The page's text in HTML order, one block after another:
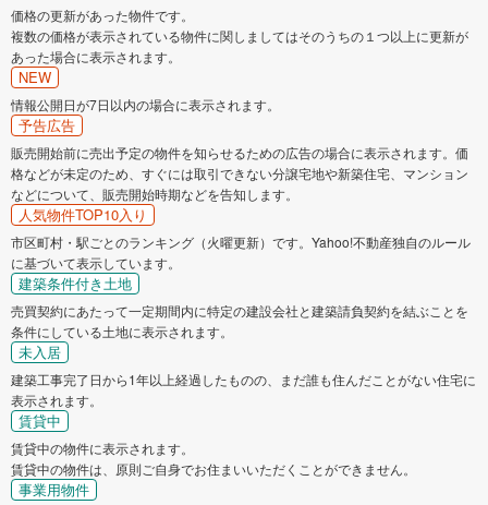
価格の更新があった物件です。
複数の価格が表示されている物件に関しましてはそのうちの１つ以上に更新が
あった場合に表示されます。
NEW
情報公開日が7日以内の場合に表示されます。
予告広告
販売開始前に売出予定の物件を知らせるための広告の場合に表示されます。価
格などが未定のため、すぐには取引できない分譲宅地や新築住宅、マンション
などについて、販売開始時期などを告知します。
人気物件TOP10入り
市区町村・駅ごとのランキング（火曜更新）です。Yahoo!不動産独自のルール
に基づいて表示しています。
建築条件付き土地
売買契約にあたって一定期間内に特定の建設会社と建築請負契約を結ぶことを
条件にしている土地に表示されます。
未入居
建築工事完了日から1年以上経過したものの、まだ誰も住んだことがない住宅に
表示されます。
賃貸中
賃貸中の物件に表示されます。
賃貸中の物件は、原則ご自身でお住まいいただくことができません。
事業用物件